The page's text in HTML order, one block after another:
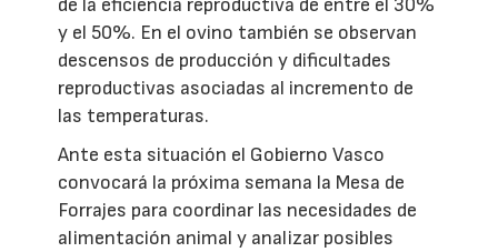
y el 50%. En el ovino también se observan
descensos de producción y dificultades
reproductivas asociadas al incremento de
las temperaturas.
Ante esta situación el Gobierno Vasco
convocará la próxima semana la Mesa de
Forrajes para coordinar las necesidades de
alimentación animal y analizar posibles